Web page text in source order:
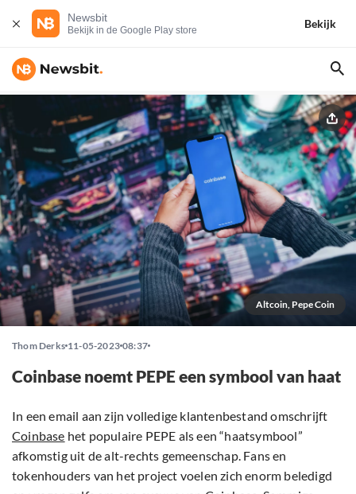
Newsbit
Bekijk in de Google Play store
Bekijk
Altcoin, Pepe Coin
Thom Derks 11-05-2023 08:37
Coinbase noemt PEPE een symbool van haat
In een email aan zijn volledige klantenbestand omschrijft
Coinbase het populaire PEPE als een “haatsymbool”
afkomstig uit de alt-rechts gemeenschap. Fans en
tokenhouders van het project voelen zich enorm beledigd